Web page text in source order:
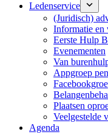
Ledenservice
(Juridisch)
Informatie
Eerste Hulp
Evenementen
Van
Appgroep
Plaatsen
Veelgestelde
Agenda